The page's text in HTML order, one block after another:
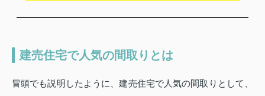
建売住宅で人気の間取りとは
冒頭でも説明したように、建売住宅で人気の間取りとして、